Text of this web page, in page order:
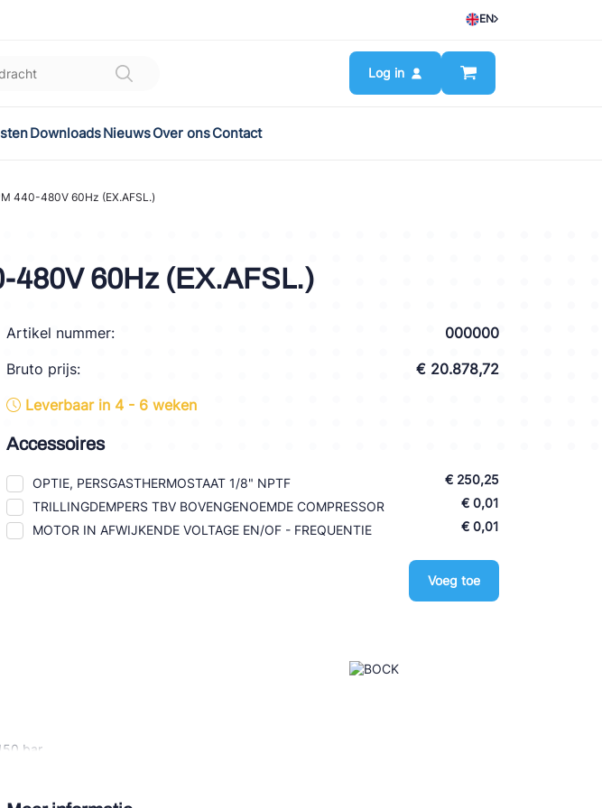
EN
Log in
DownloadsNieuwsOver onsContact
440-480V 60Hz (EX.AFSL.)
480V 60Hz (EX.AFSL.)
Artikel nummer:
000000
Bruto prijs:
€ 20.878,72
Leverbaar in 4 - 6 weken
Accessoires
OPTIE, PERSGASTHERMOSTAAT 1/8" NPTF
€ 250,25
TRILLINGDEMPERS TBV BOVENGENOEMDE COMPRESSOR
€ 0,01
MOTOR IN AFWIJKENDE VOLTAGE EN/OF - FREQUENTIE
€ 0,01
Voeg toe
bar